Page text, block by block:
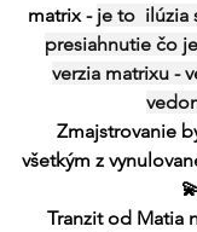
matrix - je to  ilúzia
presiahnutie čo
verzia matrixu -
Zmajstrovanie
všetkým z
Tranzit od Matia